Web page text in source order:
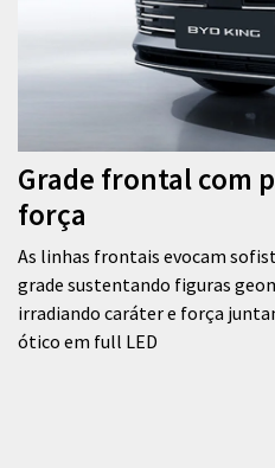
Grade frontal com
força
As linhas frontais evocam
grade sustentando figuras
irradiando caráter e força
ótico em full LED